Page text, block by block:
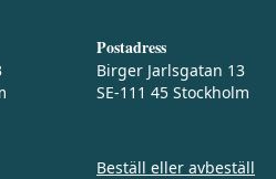
Postadress
Birger Jarlsgatan 13
SE-111 45 Stockholm
Beställ eller avbeställ